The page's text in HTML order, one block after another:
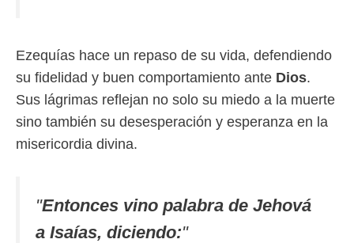
Ezequías hace un repaso de su vida, defendiendo
su fidelidad y buen comportamiento ante Dios.
Sus lágrimas reflejan no solo su miedo a la muerte
sino también su desesperación y esperanza en la
misericordia divina.
"Entonces vino palabra de Jehová
a Isaías, diciendo:"